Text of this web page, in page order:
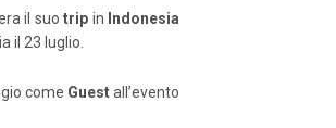
il suotrip in Indonesia
il 23 luglio.
come Guestall’evento